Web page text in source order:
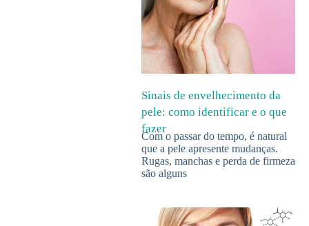
Sinais de envelhecimento da
pele: como identificar e o que
fazer
Com o passar do tempo, é natural
que a pele apresente mudanças.
Rugas, manchas e perda de firmeza
são alguns